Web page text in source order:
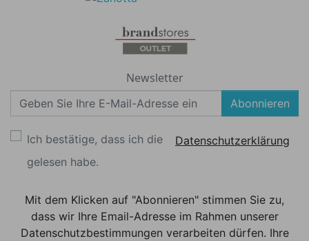
Newsletter
Abonnieren
Ich bestätige, dass ich die
Datenschutzerklärung
gelesen habe.
Mit dem Klicken auf "Abonnieren" stimmen Sie zu,
dass wir Ihre Email-Adresse im Rahmen unserer
Datenschutzbestimmungen verarbeiten dürfen. Ihre